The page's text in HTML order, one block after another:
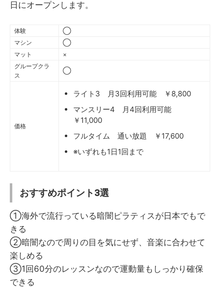
日にオープンします。
体験
◯
マシン
◯
マット
×
グループクラ
ス
◯
価格
ライト3 月3回利用可能 ￥8,800
マンスリー4 月4回利用可能
￥11,000
フルタイム 通い放題 ￥17,600
※いずれも1日1回まで
おすすめポイント3選
①海外で流行っている暗闇ピラティスが日本でもで
きる
②暗闇なので周りの目を気にせず、音楽に合わせて
楽しめる
③1回60分のレッスンなので運動量もしっかり確保
できる